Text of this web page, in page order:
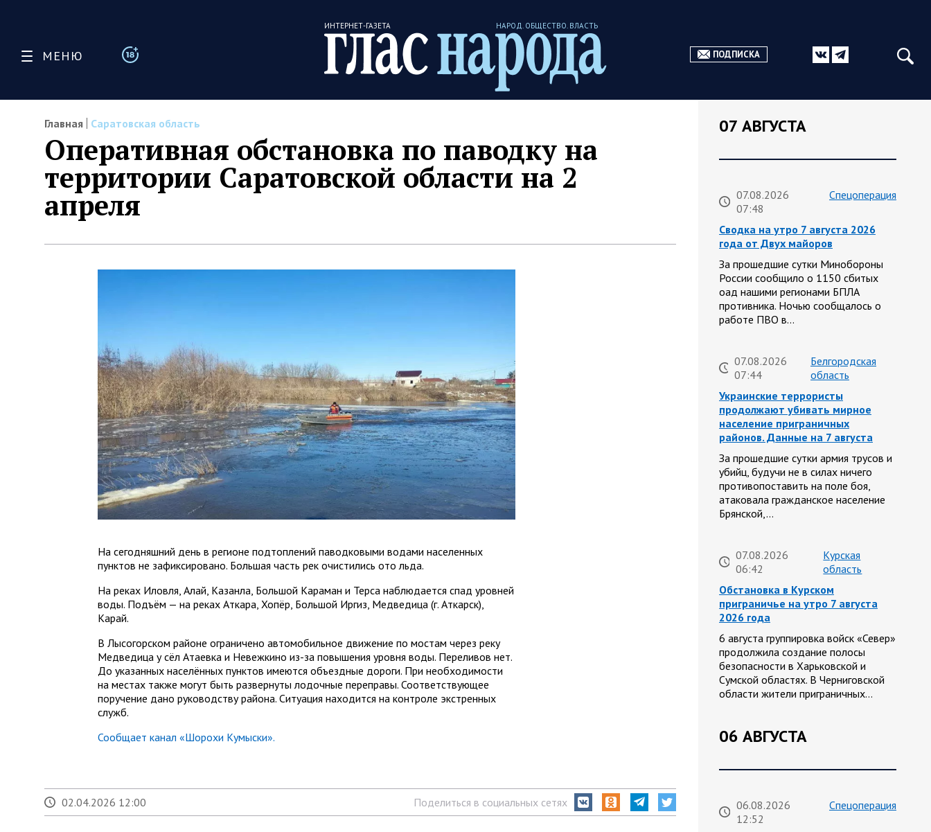
МЕНЮ
ИНТЕРНЕТ-ГАЗЕТА НАРОД. ОБЩЕСТВО. ВЛАСТЬ
ПОДПИСКА
Главная Саратовская область
Оперативная обстановка по паводку на
территории Саратовской области на 2
апреля
На сегодняшний день в регионе подтоплений паводковыми водами населенных
пунктов не зафиксировано. Большая часть рек очистились ото льда.
На реках Иловля, Алай, Казанла, Большой Караман и Терса наблюдается спад уровней
воды. Подъём — на реках Аткара, Хопёр, Большой Иргиз, Медведица (г. Аткарск),
Карай.
В Лысогорском районе ограничено автомобильное движение по мостам через реку
Медведица у сёл Атаевка и Невежкино из-за повышения уровня воды. Переливов нет.
До указанных населённых пунктов имеются объездные дороги. При необходимости
на местах также могут быть развернуты лодочные переправы. Соответствующее
поручение дано руководству района. Ситуация находится на контроле экстренных
служб.
Сообщает канал «Шорохи Кумыски».
02.04.2026 12:00 Поделиться в социальных сетях
07 АВГУСТА
07.08.2026
07:48
Спецоперация
Сводка на утро 7 августа 2026
года от Двух майоров
За прошедшие сутки Минобороны
России сообщило о 1150 сбитых
оад нашими регионами БПЛА
противника. Ночью сообщалось о
работе ПВО в…
07.08.2026
07:44
Белгородская
область
Украинские террористы
продолжают убивать мирное
население приграничных
районов. Данные на 7 августа
За прошедшие сутки армия трусов и
убийц, будучи не в силах ничего
противопоставить на поле боя,
атаковала гражданское население
Брянской,…
07.08.2026
06:42
Курская
область
Обстановка в Курском
приграничье на утро 7 августа
2026 года
6 августа группировка войск «Север»
продолжила создание полосы
безопасности в Харьковской и
Сумской областях. В Черниговской
области жители приграничных…
06 АВГУСТА
06.08.2026
12:52
Спецоперация